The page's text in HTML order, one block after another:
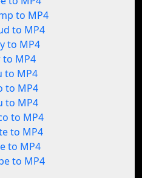
to MP4
to MP4
to MP4
to MP4
to MP4
to MP4
to MP4
to MP4
to MP4
to MP4
to MP4